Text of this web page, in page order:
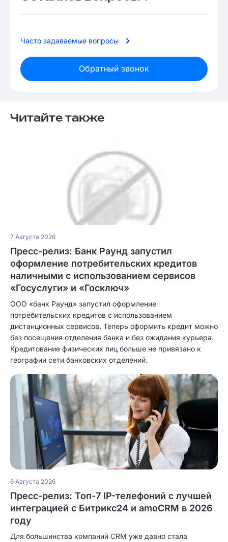
Часто задаваемые вопросы
Обратный звонок
Читайте также
7 Августа 2026
Пресс-релиз: Банк Раунд запустил
оформление потребительских кредитов
наличными с использованием сервисов
«Госуслуги» и «Госключ»
ООО «банк Раунд» запустил оформление
потребительских кредитов с использованием
дистанционных сервисов. Теперь оформить кредит можно
без посещения отделения банка и без ожидания курьера.
Кредитование физических лиц больше не привязано к
географии сети банковских отделений.
6 Августа 2026
Пресс-релиз: Топ-7 IP-телефоний с лучшей
интеграцией с Битрикс24 и amoCRM в 2026
году
Для большинства компаний CRM уже давно стала